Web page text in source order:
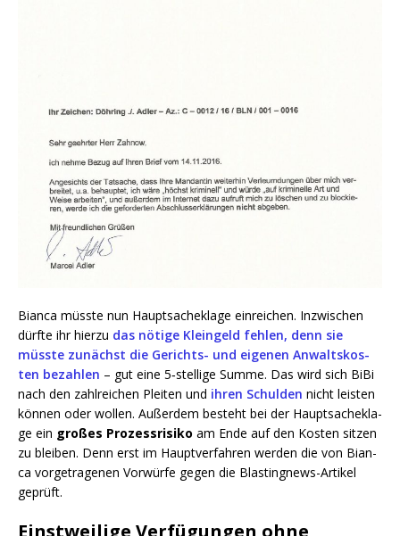
Bian­ca müss­te nun Haupt­sa­che­kla­ge ein­rei­chen. Inzwi­schen
dürf­te ihr hier­zu das nöti­ge Klein­geld feh­len, denn sie
müss­te zunächst die Gerichts- und eige­nen Anwalts­kos­
ten bezah­len – gut eine 5‑stellige Sum­me. Das wird sich BiBi
nach den zahl­rei­chen Plei­ten und ihren Schul­den nicht leis­ten
kön­nen oder wol­len. Außer­dem besteht bei der Haupt­sa­che­kla­
ge ein gro­ßes Pro­zess­ri­si­ko am Ende auf den Kos­ten sit­zen
zu blei­ben. Denn erst im Haupt­ver­fah­ren wer­den die von Bian­
ca vor­ge­tra­ge­nen Vor­wür­fe gegen die Blas­ting­news-Arti­kel
geprüft.